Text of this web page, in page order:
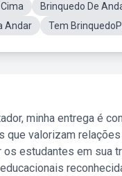
Brinquedo De
Andar
Tem
minha entrega é
que valorizam
os estudantes em sua